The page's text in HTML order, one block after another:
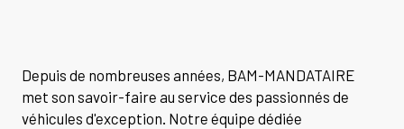
Depuis de nombreuses années, BAM-MANDATAIRE
met son savoir-faire au service des passionnés de
véhicules d'exception. Notre équipe dédiée